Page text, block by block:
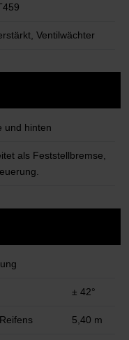
Ventilwächter
und hinten
als Feststellbremse,
± 42°
5,40 m